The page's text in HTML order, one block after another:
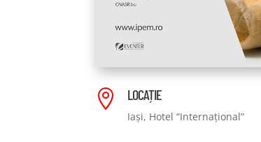
 LOCAȚIE
Iași, Hotel “Internațional”